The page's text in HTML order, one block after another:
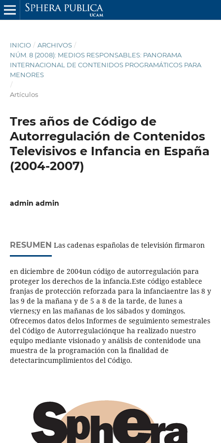
INICIO / ARCHIVOS /
NÚM. 8 (2008): MEDIOS RESPONSABLES: PANORAMA
INTERNACIONAL DE CONTENIDOS PROGRAMÁTICOS PARA
MENORES
/
Artículos
Tres años de Código de
Autorregulación de Contenidos
Televisivos e Infancia en España
(2004-2007)
admin admin
RESUMEN Las cadenas españolas de televisión firmaron
en diciembre de 2004un código de autorregulación para
proteger los derechos de la infancia.Este código establece
franjas de protección reforzada para la infanciaentre las 8 y
las 9 de la mañana y de 5 a 8 de la tarde, de lunes a
viernes;y en las mañanas de los sábados y domingos.
Ofrecemos datos delos Informes de seguimiento semestrales
del Código de Autorregulaciónque ha realizado nuestro
equipo mediante visionado y análisis de contenidode una
muestra de la programación con la finalidad de
detectarincumplimientos del Código.